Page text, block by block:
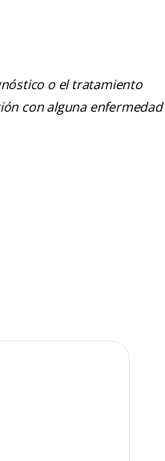
o el tratamiento
con alguna enfermedad